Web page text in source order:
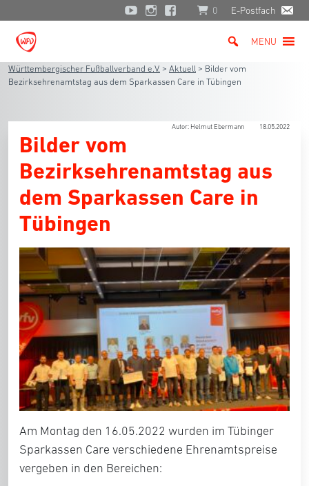
0 E-Postfach
MENU
Württembergischer Fußballverband e.V. > Aktuell > Bilder vom
Bezirksehrenamtstag aus dem Sparkassen Care in Tübingen
Autor: Helmut Ebermann 18.05.2022
Bilder vom
Bezirksehrenamtstag aus
dem Sparkassen Care in
Tübingen
Am Montag den 16.05.2022 wurden im Tübinger
Sparkassen Care verschiedene Ehrenamtspreise
vergeben in den Bereichen: